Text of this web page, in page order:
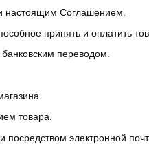
настоящим Соглашением.
принять и оплатить
переводом.
товара.
электронной